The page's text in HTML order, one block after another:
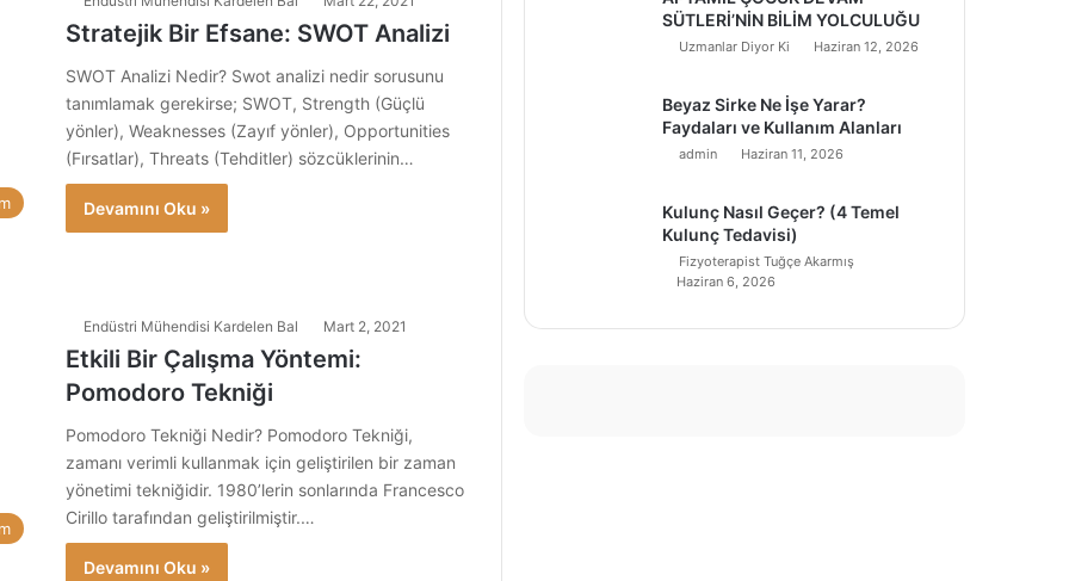
Stratejik Bir Efsane: SWOT Analizi
SWOT Analizi Nedir? Swot analizi nedir sorusunu
tanımlamak gerekirse; SWOT, Strength (Güçlü
yönler), Weaknesses (Zayıf yönler), Opportunities
(Fırsatlar), Threats (Tehditler) sözcüklerinin…
Devamını Oku »
Endüstri Mühendisi Kardelen Bal Mart 2, 2021
Etkili Bir Çalışma Yöntemi:
Pomodoro Tekniği
Pomodoro Tekniği Nedir? Pomodoro Tekniği,
zamanı verimli kullanmak için geliştirilen bir zaman
yönetimi tekniğidir. 1980’lerin sonlarında Francesco
Cirillo tarafından geliştirilmiştir.…
Devamını Oku »
SÜTLERİ’NİN BİLİM YOLCULUĞU
Uzmanlar Diyor Ki Haziran 12, 2026
Beyaz Sirke Ne İşe Yarar?
Faydaları ve Kullanım Alanları
admin Haziran 11, 2026
Kulunç Nasıl Geçer? (4 Temel
Kulunç Tedavisi)
Fizyoterapist Tuğçe Akarmış
Haziran 6, 2026